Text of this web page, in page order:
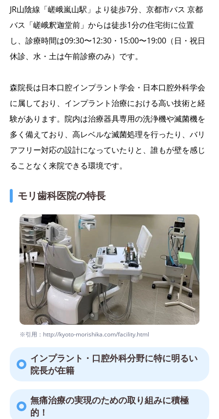
JR山陰線「嵯峨嵐山駅」より徒歩7分、京都市バス 京都
バス「嵯峨釈迦堂前」からは徒歩1分の住宅街に位置
し、診療時間は09:30〜12:30・15:00〜19:00（日・祝日
休診、水・土は午前診療のみ）です。
森院長は日本口腔インプラント学会・日本口腔外科学会
に属しており、インプラント治療における高い技術と経
験があります。院内は治療器具専用の洗浄機や滅菌機を
多く備えており、高レベルな滅菌処理を行ったり、バリ
アフリー対応の設計になっていたりと、誰もが壁を感じ
ることなく来院できる環境です。
モリ歯科医院の特長
※引用：http://kyoto-morishika.com/facility.html
インプラント・口腔外科分野に特に明るい
院長が在籍
無痛治療の実現のための取り組みに積極
的！